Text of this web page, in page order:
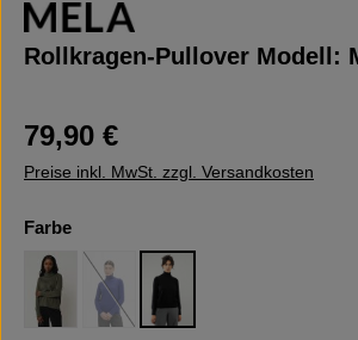
Rollkragen-Pullover Modell:
Regulärer Preis:
79,90 €
Preise inkl. MwSt. zzgl. Versandkosten
Farbeauswählen
Green blendBold Blue
(Diese Option ist zurzeit nicht
Schwarz